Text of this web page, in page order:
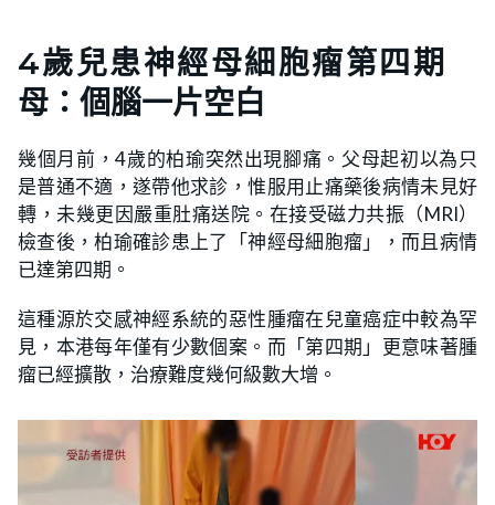
4歲兒患神經母細胞瘤第四期
母：個腦一片空白
幾個月前，4歲的柏瑜突然出現腳痛。父母起初以為只
是普通不適，遂帶他求診，惟服用止痛藥後病情未見好
轉，未幾更因嚴重肚痛送院。在接受磁力共振（MRI）
檢查後，柏瑜確診患上了「神經母細胞瘤」，而且病情
已達第四期。
這種源於交感神經系統的惡性腫瘤在兒童癌症中較為罕
見，本港每年僅有少數個案。而「第四期」更意味著腫
瘤已經擴散，治療難度幾何級數大增。